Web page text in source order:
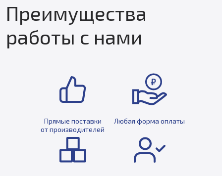
Преимущества
работы с нами
Прямые поставки
от производителей
Любая форма оплаты